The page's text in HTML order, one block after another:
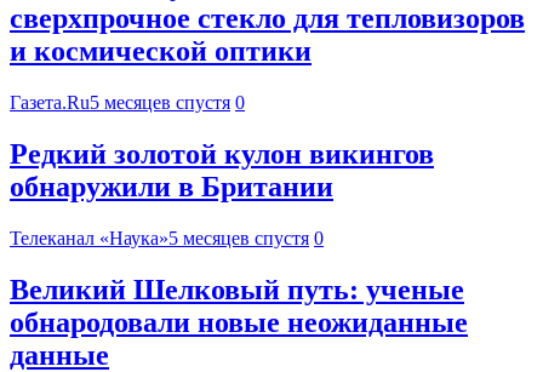
сверхпрочное стекло для тепловизоров
и космической оптики
Газета.Ru5 месяцев спустя 0
Редкий золотой кулон викингов
обнаружили в Британии
Телеканал «Наука»5 месяцев спустя 0
Великий Шелковый путь: ученые
обнародовали новые неожиданные
данные